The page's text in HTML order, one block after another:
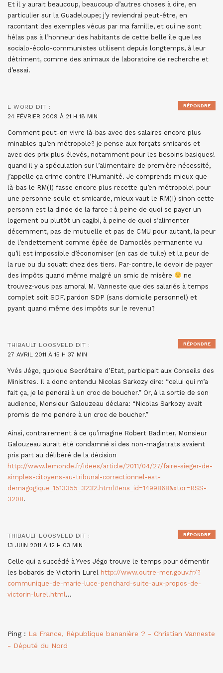
Et il y aurait beaucoup, beaucoup d’autres choses à dire, en
particulier sur la Guadeloupe; j’y reviendrai peut-être, en
racontant des exemples vécus par ma famille, et qui ne sont
hélas pas à l’honneur des habitants de cette belle île que les
socialo-écolo-communistes utilisent depuis longtemps, à leur
détriment, comme des animaux de laboratoire de recherche et
d’essai.
L WORD DIT :
24 FÉVRIER 2009 À 21 H 18 MIN
Comment peut-on vivre là-bas avec des salaires encore plus
minables qu’en métropole? je pense aux forçats smicards et
avec des prix plus élevés, notamment pour les besoins basiques!
quand il y a spéculation sur l’alimentaire de première nécessité,
j’appelle ça crime contre l’Humanité. Je comprends mieux que
là-bas le RM(I) fasse encore plus recette qu’en métropole! pour
une personne seule et smicarde, mieux vaut le RM(I) sinon cette
personn est la dinde de la farce : à peine de quoi se payer un
logement ou plutôt un cagibi, à peine de quoi s’alimenter
décemment, pas de mutuelle et pas de CMU pour autant, la peur
de l’endettement comme épée de Damoclès permanente vu
qu’il est impossible d’économiser (en cas de tuile) et la peur de
la rue ou du squatt chez des tiers. Par-contre, le devoir de payer
des impôts quand même malgré un smic de misère
ne
trouvez-vous pas amoral M. Vanneste que des salariés à temps
complet soit SDF, pardon SDP (sans domicile personnel) et
pyant quand même des impôts sur le revenu?
RÉPONDRE
THIBAULT LOOSVELD DIT :
27 AVRIL 2011 À 15 H 37 MIN
Yvés Jégo, quoique Secrétaire d’Etat, participait aux Conseils des
Ministres. Il a donc entendu Nicolas Sarkozy dire: “celui qui m’a
fait ça, je le pendrai à un croc de boucher.” Or, à la sortie de son
audience, Monsieur Galouzeau déclara: “Nicolas Sarkozy avait
promis de me pendre à un croc de boucher.”
Ainsi, contrairement à ce qu’imagine Robert Badinter, Monsieur
Galouzeau aurait été condamné si des non-magistrats avaient
pris part au délibéré de la décision
http://www.lemonde.fr/idees/article/2011/04/27/faire-sieger-de-
simples-citoyens-au-tribunal-correctionnel-est-
demagogique_1513355_3232.html#ens_id=1499868&xtor=RSS-
3208.
RÉPONDRE
THIBAULT LOOSVELD DIT :
13 JUIN 2011 À 12 H 03 MIN
Celle qui a succédé à Yves Jégo trouve le temps pour démentir
les bobards de Victorin Lurel http://www.outre-mer.gouv.fr/?
communique-de-marie-luce-penchard-suite-aux-propos-de-
victorin-lurel.html…
RÉPONDRE
Ping : La France, République bananière ? - Christian Vanneste
- Député du Nord